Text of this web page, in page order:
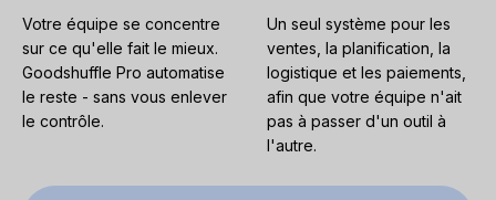
Votre équipe se concentre
sur ce qu'elle fait le mieux.
Goodshuffle Pro automatise
le reste - sans vous enlever
le contrôle.
Un seul système pour les
ventes, la planification, la
logistique et les paiements,
afin que votre équipe n'ait
pas à passer d'un outil à
l'autre.